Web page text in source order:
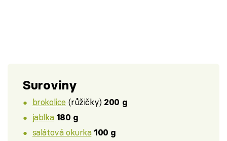
Suroviny
brokolice (růžičky) 200 g
jablka 180 g
salátová okurka 100 g